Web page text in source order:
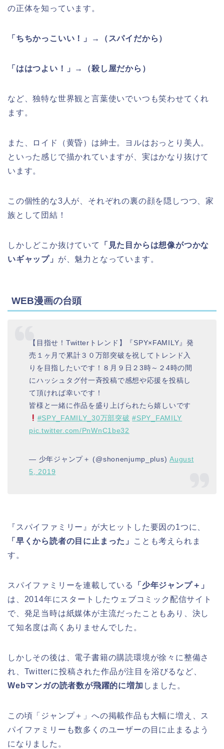
の正体を知っています。
「ちちかっこいい！」→（スパイだから）
「ははつよい！」→（殺し屋だから）
など、独特な世界観と言葉使いでいつも笑わせてくれ
ます。
また、ロイド（黄昏）は紳士。ヨルはおっとり美人。
といった感じで描かれていますが、実はかなり抜けて
います。
この個性的な3人が、それぞれの裏の顔を隠しつつ、家
族として団結！
しかしどこか抜けていて
「見た目からは想像がつかな
いギャップ」 が、魅力となっています。
WEB漫画の台頭
【目指せ！Twitterトレンド】『SPY×FAMILY』発
売１ヶ月で累計３０万部突破を祝してトレンド入
りを目指したいです！８月９日２3時～２4時の間
にハッシュタグ付一斉投稿で感想や応援を投稿し
て頂ければ幸いです！
皆様と一緒に作品を盛り上げられたら嬉しいです
#SPY_FAMILY_30万部突破 #SPY_FAMILY
pic.twitter.com/PnWnC1be32
— 少年ジャンプ＋ (@shonenjump_plus)August
5, 2019
『スパイファミリー』が大ヒットした要因の1つに、
「早くから読者の目に止まった」
ことも考えられま
す。
スパイファミリーを連載している
「少年ジャンプ＋」
は、2014年にスタートしたウェブコミック配信サイト
で、発足当時は紙媒体が主流だったこともあり、決し
て知名度は高くありませんでした。
しかしその後は、電子書籍の購読環境が徐々に整備さ
れ、Twitterに投稿された作品が注目を浴びるなど、
Webマンガの読者数が飛躍的に増加 しました。
この頃「ジャンプ＋」への掲載作品も大幅に増え、ス
パイファミリーも数多くのユーザーの目に止まるよう
になりました。